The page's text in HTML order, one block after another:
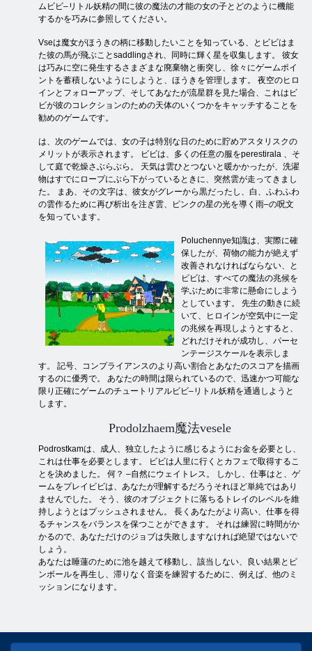
ムビビ–リトル妖精の間に彼の魔法の才能の女の子とどのように機能
するかを巧みに参照してください。
Vseは魔女がほうきの柄に移動したいことを知っている、とビビはま
た彼の馬が飛ぶことsaddlingされ、同時に輝く星を収集します。 彼女
は巧みに空に発生するさまざまな廃棄物と衝突し、徐々にゲームポイ
ントを蓄積しないようにしようと、ほうきを管理します。 夜空のヒロ
インとフォローアップ、そしてあなたが流星群を見た場合、これはビ
ビが彼のコレクションのための天体のいくつかをキャッチすることを
勧めのゲームです。
は、次のゲームでは、女の子は特別な日のために貯めアスタリスクの
メリットが表示されます。 ビビは、多くの任意の服をperestirala 、そ
して庭で乾燥さぶらぶら。 天気は雲ひとつないと暖かかったが、洗濯
物はすでにロープにぶら下がっているときに、突然雲が走ってきまし
た。 まあ、その文字は、彼女がグレーから黒だったし、白、ふわふわ
の雲作るために再び析出を注ぎ雲、ピンクの星の光を導く雨–の呪文
を知っています。
Poluchennye知識は、実際に確
保したが、荷物の能力が絶えず
改善されなければならない、と
ビビは、すべての魔法の兆候を
学ぶために非常に懸命にしよう
としています。 先生の動きに続
いて、ヒロインが空気中に一定
の兆候を再現しようとすると、
どれだけそれが成功し、パーセ
ンテージスケールを表示しま
す。 記号、コンプライアンスのより高い割合とあなたのスコアを描画
するのに優秀で。 あなたの時間は限られているので、迅速かつ可能な
限り正確にゲームのチュートリアルビビ–リトル妖精を通過しようと
します。
Prodolzhaem魔法vesele
Podrostkamは、成人、独立したように感じるようにお金を必要とし、
これは仕事を必要とします。 ビビは人里に行くとカフェで取得するこ
とを決めました。 何？ –自然にウェイトレス。 しかし、仕事はと、ゲ
ームをプレイビビは、あなたが理解するだろうそれほど単純ではあり
ませんでした。 そう、彼のオブジェクトに落ちるトレイのレベルを維
持しようとはプッシュされません。 長くあなたがより高い、仕事を得
るチャンスをバランスを保つことができます。 それは練習に時間がか
かるので、あなただけのジョブは失敗しますなければ絶望ではないで
しょう。
あなたは睡蓮のために池を越えて移動し、該当しない、良い結果とピ
ンボールを再生し、滞りなく音楽を練習するために、例えば、他のミ
ッションになります。